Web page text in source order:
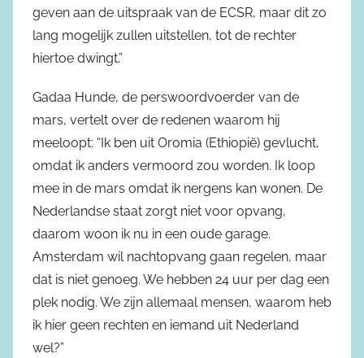
geven aan de uitspraak van de ECSR, maar dit zo
lang mogelijk zullen uitstellen, tot de rechter
hiertoe dwingt.”
Gadaa Hunde, de perswoordvoerder van de
mars, vertelt over de redenen waarom hij
meeloopt: “Ik ben uit Oromia (Ethiopië) gevlucht,
omdat ik anders vermoord zou worden. Ik loop
mee in de mars omdat ik nergens kan wonen. De
Nederlandse staat zorgt niet voor opvang,
daarom woon ik nu in een oude garage.
Amsterdam wil nachtopvang gaan regelen, maar
dat is niet genoeg. We hebben 24 uur per dag een
plek nodig. We zijn allemaal mensen, waarom heb
ik hier geen rechten en iemand uit Nederland
wel?”